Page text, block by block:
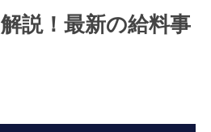
説！最新の給料事